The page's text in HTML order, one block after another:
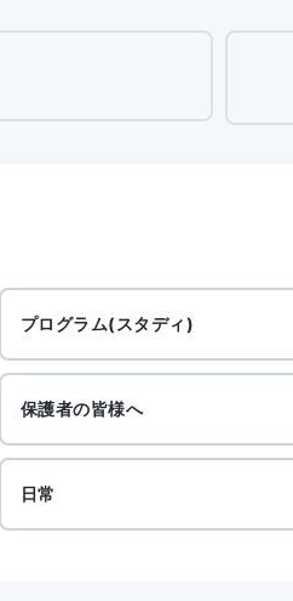
プログラム(スタディ)
保護者の皆様へ
日常